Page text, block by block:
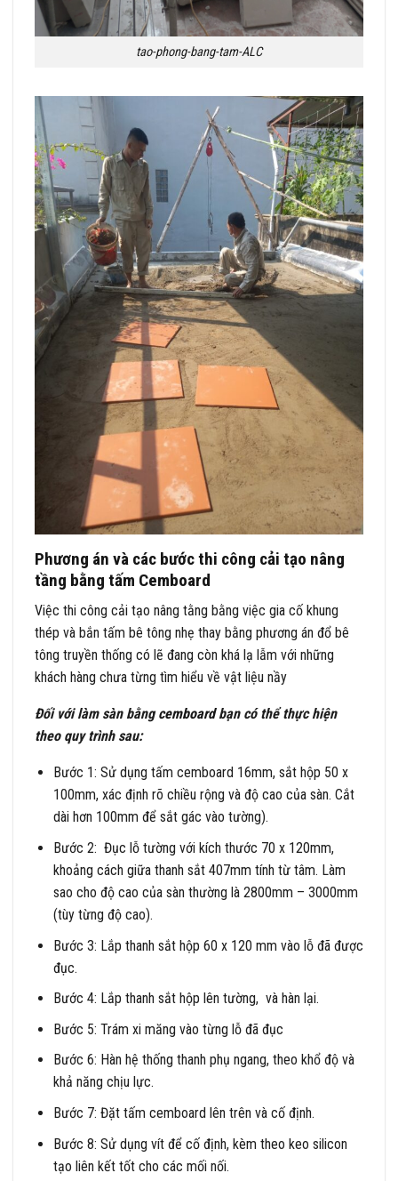
tao-phong-bang-tam-ALC
Phương án và các bước thi công cải tạo nâng
tầng bằng tấm Cemboard
Việc thi công cải tạo nâng tằng bằng việc gia cố khung
thép và bắn tấm bê tông nhẹ thay bằng phương án đổ bê
tông truyền thống có lẽ đang còn khá lạ lẫm với những
khách hàng chưa từng tìm hiểu về vật liệu nầy
Đối với làm sàn bằngcemboardbạn có thể thực hiện
theo quy trình sau:
Bước 1: Sử dụng tấm cemboard 16mm, sắt hộp 50 x
100mm, xác định rõ chiều rộng và độ cao của sàn. Cắt
dài hơn 100mm để sắt gác vào tường).
Bước 2: Đục lỗ tường với kích thước 70 x 120mm,
khoảng cách giữa thanh sắt 407mm tính từ tâm. Làm
sao cho độ cao của sàn thường là 2800mm – 3000mm
(tùy từng độ cao).
Bước 3: Lắp thanh sắt hộp 60 x 120 mm vào lỗ đã được
đục.
Bước 4: Lắp thanh sắt hộp lên tường, và hàn lại.
Bước 5: Trám xi măng vào từng lỗ đã đục
Bước 6: Hàn hệ thống thanh phụ ngang, theo khổ độ và
khả năng chịu lực.
Bước 7: Đặt tấm cemboard lên trên và cố định.
Bước 8: Sử dụng vít để cố định, kèm theo keo silicon
tạo liên kết tốt cho các mối nối.